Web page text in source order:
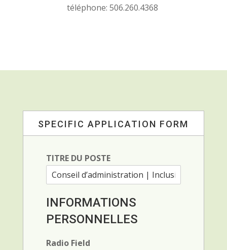
téléphone: 506.260.4368
SPECIFIC APPLICATION FORM
TITRE DU POSTE
INFORMATIONS
PERSONNELLES
Radio Field